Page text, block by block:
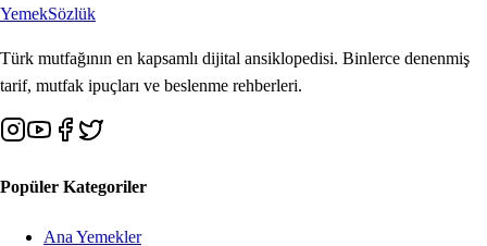
YemekSözlük
Türk mutfağının en kapsamlı dijital ansiklopedisi. Binlerce denenmiş
tarif, mutfak ipuçları ve beslenme rehberleri.
Popüler Kategoriler
Ana Yemekler